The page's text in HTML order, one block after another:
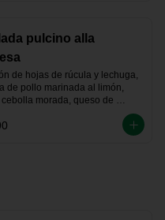
pulcino alla
de hojas de rúcula y lechuga,
de pollo marinada al limón,
cebolla morada, queso de